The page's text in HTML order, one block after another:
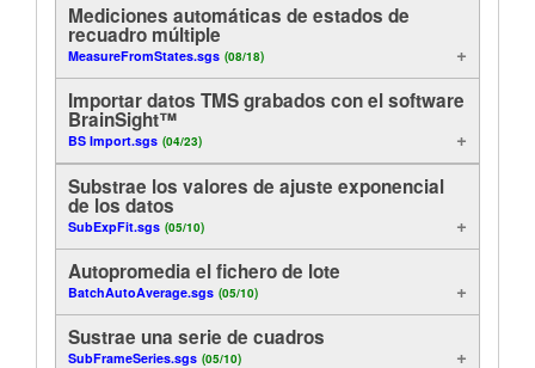
Ejemplos de método
Exportación
Mediciones automáticas de estados de
recuadro múltiple
MeasureFromStates.sgs (08/18)
Importar datos TMS grabados con el software
BrainSight™
BS Import.sgs (04/23)
Substrae los valores de ajuste exponencial
de los datos
SubExpFit.sgs (05/10)
Autopromedia el fichero de lote
BatchAutoAverage.sgs (05/10)
Sustrae una serie de cuadros
SubFrameSeries.sgs (05/10)